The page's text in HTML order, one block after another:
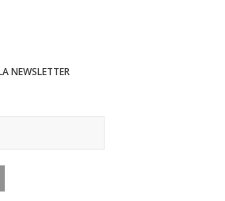
NEWSLETTER